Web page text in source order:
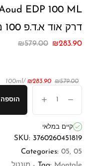
דרק אוד א.ד.פ 100 מ"ל בושם יוניסקס
₪579.00 ₪283.90
₪579.00
₪283.90
/100ml
קיים במלאי
SKU: 3760260451819
Categories: 05, 05